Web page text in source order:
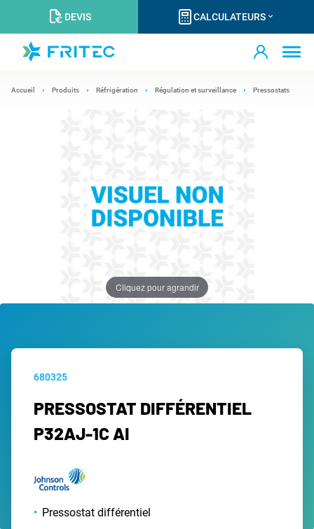
DEVIS CALCULATEURS
Accueil Produits Réfrigération Régulation et surveillance Pressostats
Cliquez pour agrandir
680325
PRESSOSTAT DIFFÉRENTIEL
P32AJ-1C AI
Pressostat différentiel